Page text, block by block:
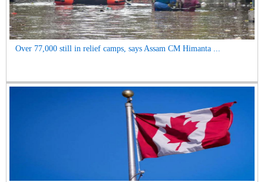
Over 77,000 still in relief camps, says Assam CM Himanta ...